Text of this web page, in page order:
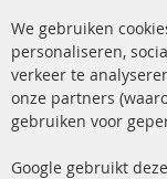
+49 (0) 4533 799 00
ma-do: 09-17 u, vr
info@contra-
facebook
We gebruiken
personaliseren,
verkeer te
onze partners
gebruiken voor
Google gebruikt